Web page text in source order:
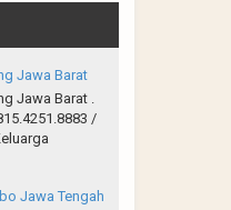
Jawa Barat
Jawa Barat .
/
Jawa Tengah